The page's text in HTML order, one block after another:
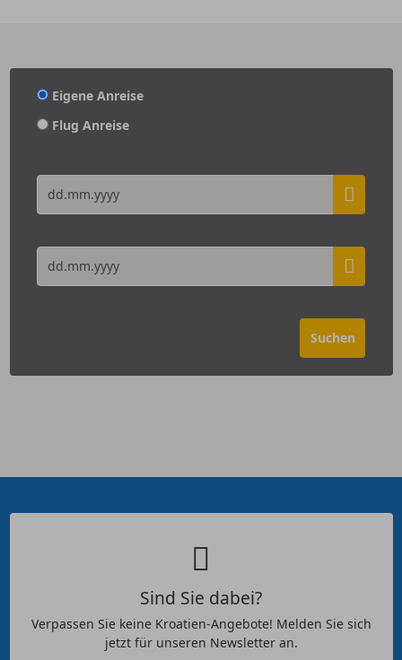
Eigene Anreise
Flug Anreise
Sind Sie dabei?
Verpassen Sie keine Kroatien-Angebote! Melden Sie sich
jetzt für unseren Newsletter an.